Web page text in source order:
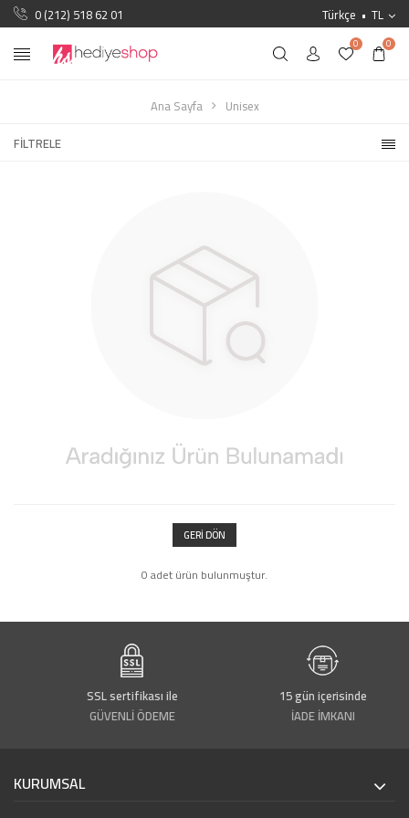
0 (212) 518 62 01 Türkçe TL
0 0
Ana Sayfa
Unisex
FILTRELE
GERI DÖN
0 adet ürün bulunmuştur.
SSL sertifikası ile
GÜVENLİ ÖDEME
15 gün içerisinde
İADE İMKANI
KURUMSAL